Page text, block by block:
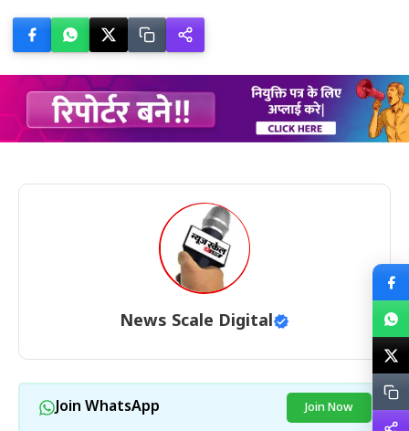
News Scale Digital
Join WhatsApp Join Now